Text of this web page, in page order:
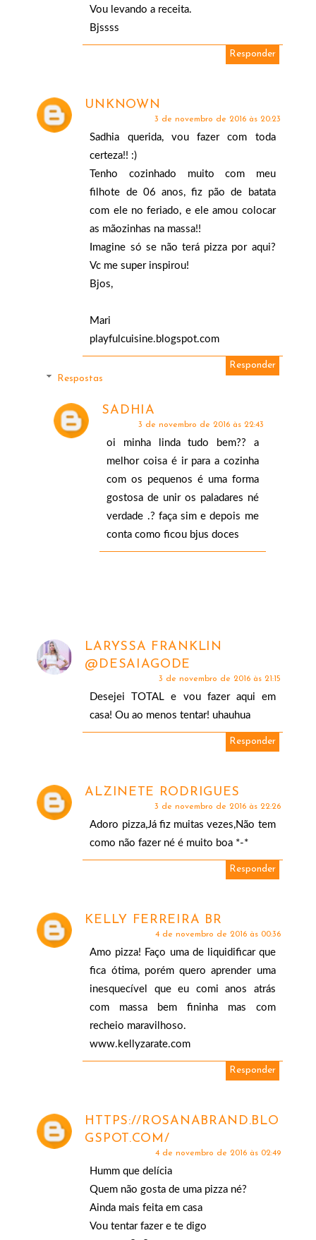
Vou levando a receita.
Bjssss
Responder
UNKNOWN
3 de novembro de 2016 às 20:23
Sadhia querida, vou fazer com toda
certeza!! :)
Tenho cozinhado muito com meu
filhote de 06 anos, fiz pão de batata
com ele no feriado, e ele amou colocar
as mãozinhas na massa!!
Imagine só se não terá pizza por aqui?
Vc me super inspirou!
Bjos,
Mari
playfulcuisine.blogspot.com
Responder
Respostas
SADHIA
3 de novembro de 2016 às 22:43
oi minha linda tudo bem?? a
melhor coisa é ir para a cozinha
com os pequenos é uma forma
gostosa de unir os paladares né
verdade .? faça sim e depois me
conta como ficou bjus doces
LARYSSA FRANKLIN
@DESAIAGODE
3 de novembro de 2016 às 21:15
Desejei TOTAL e vou fazer aqui em
casa! Ou ao menos tentar! uhauhua
Responder
ALZINETE RODRIGUES
3 de novembro de 2016 às 22:26
Adoro pizza,Já fiz muitas vezes,Não tem
como não fazer né é muito boa *-*
Responder
KELLY FERREIRA BR
4 de novembro de 2016 às 00:36
Amo pizza! Faço uma de liquidificar que
fica ótima, porém quero aprender uma
inesquecível que eu comi anos atrás
com massa bem fininha mas com
recheio maravilhoso.
www.kellyzarate.com
Responder
HTTPS://ROSANABRAND.BLO
GSPOT.COM/
4 de novembro de 2016 às 02:49
Humm que delícia
Quem não gosta de uma pizza né?
Ainda mais feita em casa
Vou tentar fazer e te digo